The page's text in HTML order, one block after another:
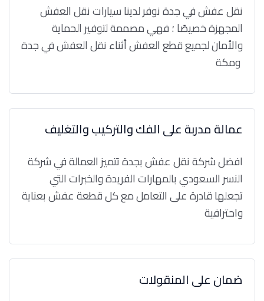
نقل عفش في جدة نوفر لدينا سيارات نقل العفش
المجهزة خصيصًا ؛ فهي مصممة لتوفير الحماية
والأمان لجميع قطع العفش أثناء نقل العفش في جدة
عمالة مدربة على الفك والتركيب والتغليف
افضل شركة نقل عفش بجدة تتميز العمالة في شركة
النسر السعودي بالمهارات الفريدة والخبرات التي
تجعلها قادرة على التعامل مع كل قطعة عفش بعناية
واحترافية
ضمان على المنقولات